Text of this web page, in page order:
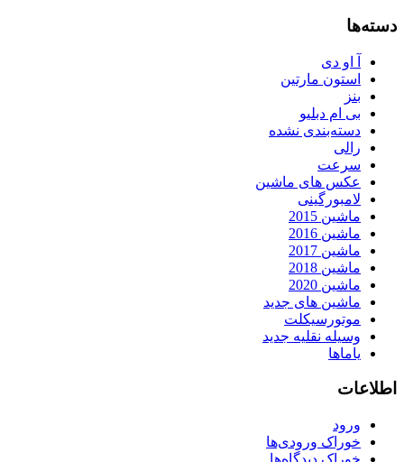
دسته‌ها
آ او دی
استون مارتین
بنز
بی ام دبلیو
دسته‌بندی نشده
رالی
سرعت
عکس های ماشین
لامبورگینی
ماشین 2015
ماشین 2016
ماشین 2017
ماشین 2018
ماشین 2020
ماشین های جدید
موتورسیکلت
وسیله نقلیه جدید
یاماها
اطلاعات
ورود
خوراک ورودی‌ها
خوراک دیدگاه‌ها